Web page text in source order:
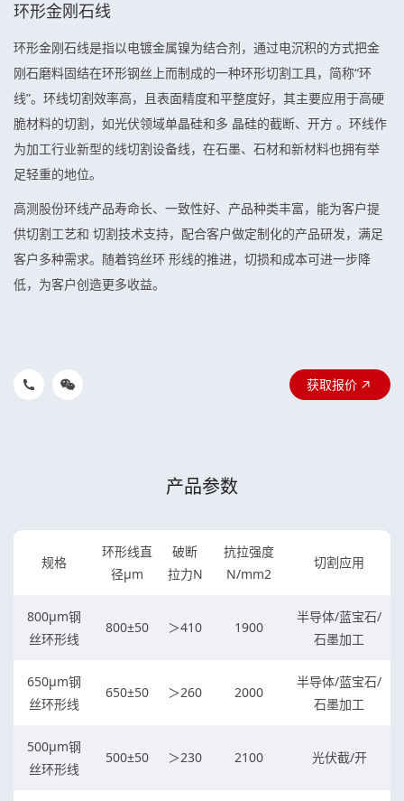
环形金刚石线
环形金刚石线是指以电镀金属镍为结合剂，通过电沉积的方式把金
刚石磨料固结在环形钢丝上而制成的一种环形切割工具，简称“环
线”。环线切割效率高，且表面精度和平整度好，其主要应用于高硬
脆材料的切割，如光伏领域单晶硅和多 晶硅的截断、开方 。环线作
为加工行业新型的线切割设备线，在石墨、石材和新材料也拥有举
足轻重的地位。
高测股份环线产品寿命长、一致性好、产品种类丰富，能为客户提
供切割工艺和 切割技术支持，配合客户做定制化的产品研发，满足
客户多种需求。随着钨丝环 形线的推进，切损和成本可进一步降
低，为客户创造更多收益。
获取报价
产品参数
规格
环形线直
径μm
破断
拉力N
抗拉强度
N/mm2
切割应用
800μm钢
丝环形线
800±50 ＞410 1900
半导体/蓝宝石/
石墨加工
650μm钢
丝环形线
650±50 ＞260 2000
半导体/蓝宝石/
石墨加工
500μm钢
丝环形线
500±50 ＞230 2100 光伏截/开